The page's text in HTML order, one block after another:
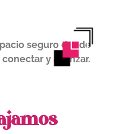
seguro donde
y avanzar.